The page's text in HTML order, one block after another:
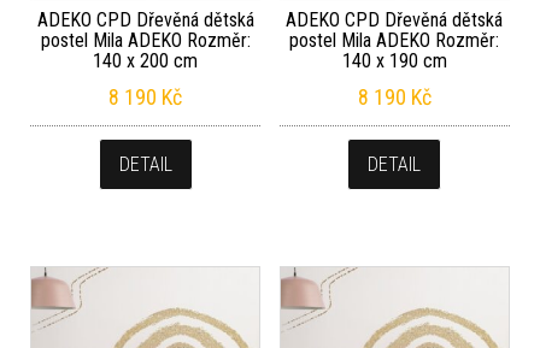
ADEKO CPD Dřevěná dětská
postel Mila ADEKO Rozměr:
140 x 200 cm
8 190 Kč
DETAIL
ADEKO CPD Dřevěná dětská
postel Mila ADEKO Rozměr:
140 x 190 cm
8 190 Kč
DETAIL